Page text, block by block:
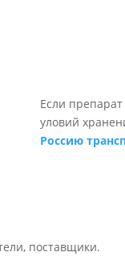
Если
уловий
Россию
поставщики.